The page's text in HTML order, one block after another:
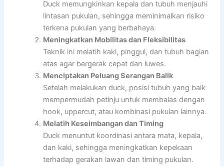
Duck memungkinkan kepala dan tubuh menjauhi
lintasan pukulan, sehingga meminimalkan risiko
terkena pukulan yang berbahaya.
Meningkatkan Mobilitas dan Fleksibilitas
Teknik ini melatih kaki, pinggul, dan tubuh bagian
atas agar bergerak cepat dan luwes.
Menciptakan Peluang Serangan Balik
Setelah melakukan duck, posisi tubuh yang baik
mempermudah petinju untuk membalas dengan
hook, uppercut, atau kombinasi pukulan lainnya.
Melatih Keseimbangan dan Timing
Duck menuntut koordinasi antara mata, kepala,
dan kaki, sehingga meningkatkan kepekaan
terhadap gerakan lawan dan timing pukulan.